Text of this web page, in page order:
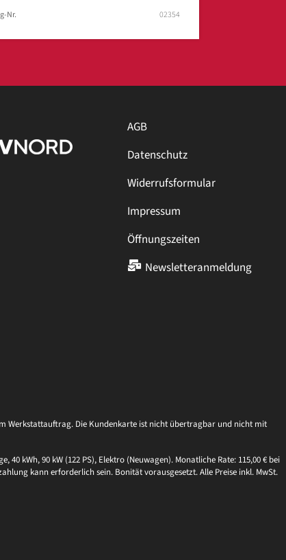
Nr. 02354
AGB
Datenschutz
Widerrufsformular
Impressum
Öffnungszeiten
Newsletteranmeldung
Werkstattauftrag. Die Kundenkarte ist nicht übertragbar und nicht mit
kWh, 90 kW (122 PS), Elektro (Neuwagen). Monatliche Rate: 115,00 € bei
kann erforderlich sein. Bonität vorausgesetzt. Alle Preise inkl. MwSt.